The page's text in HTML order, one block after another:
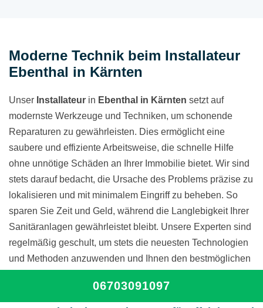
Moderne Technik beim Installateur
Ebenthal in Kärnten
Unser Installateur in Ebenthal in Kärnten setzt auf
modernste Werkzeuge und Techniken, um schonende
Reparaturen zu gewährleisten. Dies ermöglicht eine
saubere und effiziente Arbeitsweise, die schnelle Hilfe
ohne unnötige Schäden an Ihrer Immobilie bietet. Wir sind
stets darauf bedacht, die Ursache des Problems präzise zu
lokalisieren und mit minimalem Eingriff zu beheben. So
sparen Sie Zeit und Geld, während die Langlebigkeit Ihrer
Sanitäranlagen gewährleistet bleibt. Unsere Experten sind
regelmäßig geschult, um stets die neuesten Technologien
und Methoden anzuwenden und Ihnen den bestmöglichen
06703091097